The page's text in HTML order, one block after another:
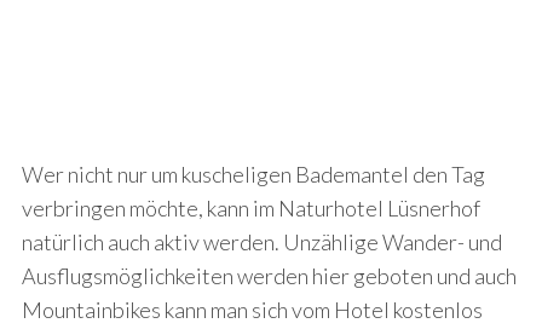
Wer nicht nur um kuscheligen Bademantel den Tag
verbringen möchte, kann im Naturhotel Lüsnerhof
natürlich auch aktiv werden. Unzählige Wander- und
Ausflugsmöglichkeiten werden hier geboten und auch
Mountainbikes kann man sich vom Hotel kostenlos